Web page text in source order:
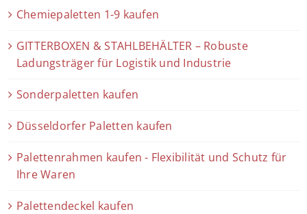
Chemiepaletten 1-9 kaufen
GITTERBOXEN & STAHLBEHÄLTER – Robuste
Ladungsträger für Logistik und Industrie
Sonderpaletten kaufen
Düsseldorfer Paletten kaufen
Palettenrahmen kaufen - Flexibilität und Schutz für
Ihre Waren
Palettendeckel kaufen